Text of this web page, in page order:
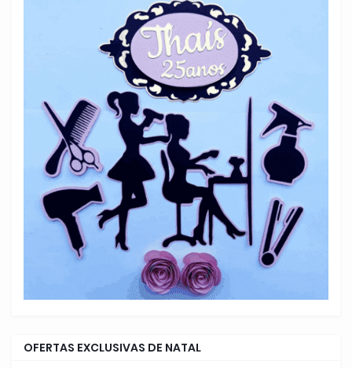
OFERTAS EXCLUSIVAS DE NATAL